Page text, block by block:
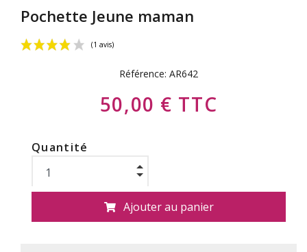
Pochette Jeune maman
Référence: AR642
50,00 € TTC
Quantité
Ajouter au panier